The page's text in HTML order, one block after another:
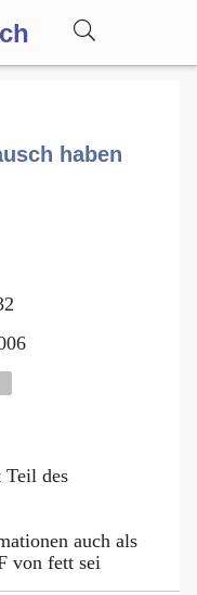
haben
Teil des
auch als
von fett sei